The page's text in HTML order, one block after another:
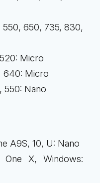
550, 650, 735, 830,
Micro
640: Micro
550: Nano
A9S, 10, U: Nano
X, Windows: